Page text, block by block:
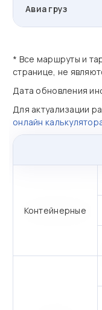
Авиа груз
* Все маршруты и
странице, не
Дата обновления
Для актуализации
онлайн
Контейнерные